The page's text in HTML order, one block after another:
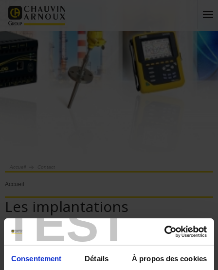
TEST
Consentement Détails À propos des cookies
Contact
Accueil
Les implantations
Manumesure
Découvrez les contacts régionaux et les
implantations de Manumesure partout en France.